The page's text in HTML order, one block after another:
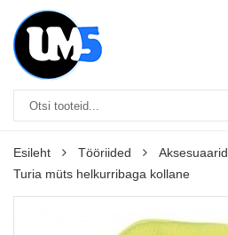
Esileht Tööriided Aksesuaarid
Turia müts helkurribaga kollane